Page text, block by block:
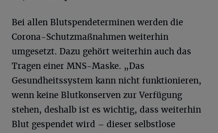
Bei allen Blutspendeterminen werden die
Corona-Schutzmaßnahmen weiterhin
umgesetzt. Dazu gehört weiterhin auch das
Tragen einer MNS-Maske. „Das
Gesundheitssystem kann nicht funktionieren,
wenn keine Blutkonserven zur Verfügung
stehen, deshalb ist es wichtig, dass weiterhin
Blut gespendet wird – dieser selbstlose